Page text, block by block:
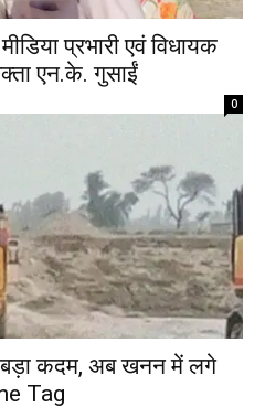
प्रभारी एवं विधायक
एन.के. गुसाईं
0
कदम, अब खनन में लगे
Tag